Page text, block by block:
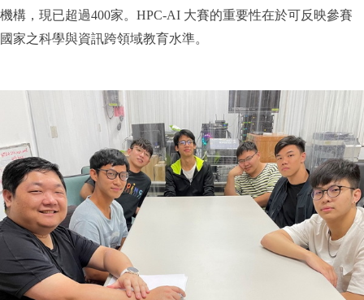
機構，現已超過400家。HPC-AI 大賽的重要性在於可反映參賽
國家之科學與資訊跨領域教育水準。